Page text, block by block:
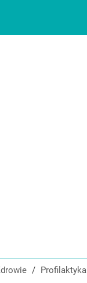
Zdrowie / Profilaktyka